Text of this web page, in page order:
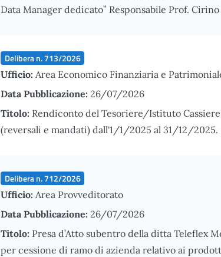
Data Manager dedicato” Responsabile Prof.
Delibera n. 713/2026
Ufficio: Area Economico Finanziaria e
Data Pubblicazione: 26/07/2026
Titolo: Rendiconto del Tesoriere/Istituto
(reversali e mandati) dall'1/1/2025 al 31/12/2025.
Delibera n. 712/2026
Ufficio: Area Provveditorato
Data Pubblicazione: 26/07/2026
Titolo: Presa d’Atto subentro della ditta Teleflex
per cessione di ramo di azienda relativo ai